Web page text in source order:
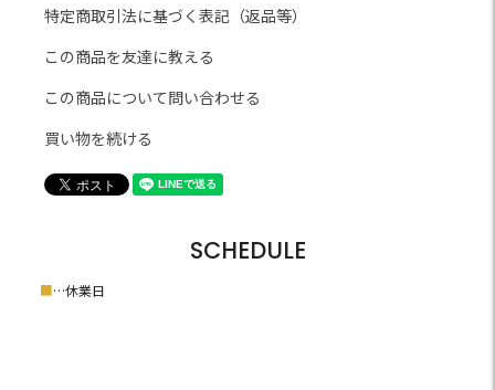
特定商取引法に基づく表記（返品等）
この商品を友達に教える
この商品について問い合わせる
買い物を続ける
SCHEDULE
■…休業日